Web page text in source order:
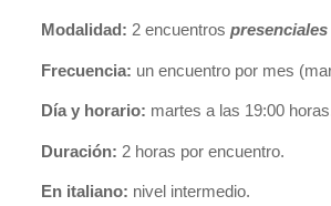
Modalidad: 2 encuentros presenciales
Frecuencia: un encuentro por mes
Día y horario: martes a las 19:00
Duración: 2 horas por encuentro.
En italiano: nivel intermedio.